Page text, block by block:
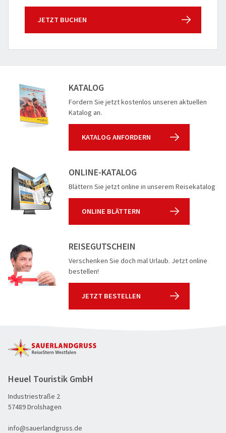
JETZT BUCHEN
KATALOG
Fordern Sie jetzt kostenlos unseren aktuellen
Katalog an.
KATALOG ANFORDERN
ONLINE-KATALOG
Blättern Sie jetzt online in unserem Reisekatalog
ONLINE BLÄTTERN
REISEGUTSCHEIN
Verschenken Sie doch mal Urlaub. Jetzt online
bestellen!
JETZT BESTELLEN
Heuel Touristik GmbH
Industriestraße 2
57489 Drolshagen
info@sauerlandgruss.de